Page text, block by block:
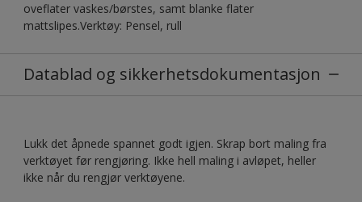
oveflater vaskes/børstes, samt blanke flater
mattslipes.Verktøy: Pensel, rull
Datablad og sikkerhetsdokumentasjon
Lukk det åpnede spannet godt igjen. Skrap bort maling fra
verktøyet før rengjøring. Ikke hell maling i avløpet, heller
ikke når du rengjør verktøyene.